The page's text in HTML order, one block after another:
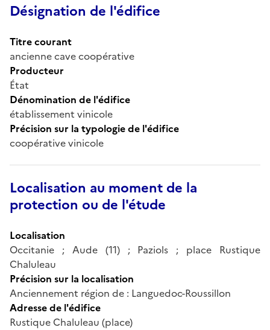
Désignation de l'édifice
Titre courant
ancienne cave coopérative
Producteur
État
Dénomination de l'édifice
établissement vinicole
Précision sur la typologie de l'édifice
coopérative vinicole
Localisation au moment de la
protection ou de l'étude
Localisation
Occitanie ; Aude (11) ; Paziols ; place Rustique
Chaluleau
Précision sur la localisation
Anciennement région de : Languedoc-Roussillon
Adresse de l'édifice
Rustique Chaluleau (place)